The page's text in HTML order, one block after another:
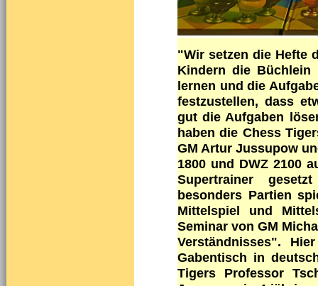
"Wir setzen die Hefte
Kindern die
lernen und die
festzustellen, dass
gut die Aufgaben
haben die Chess
GM Artur Jussupow
1800 und DWZ 2100
Supertrainer
besonders Partien
Mittelspiel und
Seminar von GM
Verständnisses".
Gabentisch in
Tigers Professor